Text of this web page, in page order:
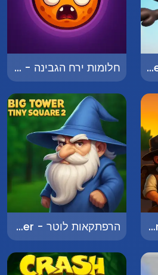
הכבשה הצנחנית - The Parachuting Sheep חלומות ירח הגבינה - Cheese Moon Dreams
ג'ו הברברי - Joe the Barbarian הרפתקאות לוטר - Adventures of Looter